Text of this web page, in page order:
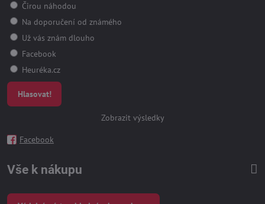
Čirou náhodou
Na doporučení od známého
Už vás znám dlouho
Facebook
Heuréka.cz
Hlasovat!
Zobrazit výsledky
Facebook
Vše k nákupu